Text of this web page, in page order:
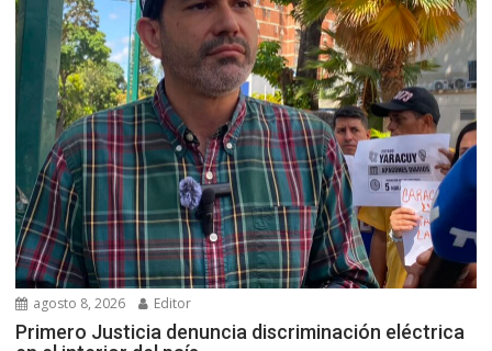
agosto 8, 2026 Editor
Primero Justicia denuncia discriminación eléctrica